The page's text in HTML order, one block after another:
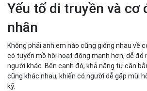
Yếu tố di truyền và cơ
nhân
Không phải anh em nào cũng giống nhau về
có tuyến mồ hôi hoạt động mạnh hơn, dễ đổ
người khác. Bên cạnh đó, khả năng tự cân
cũng khác nhau, khiến có người dễ gặp mùi
kỹ.